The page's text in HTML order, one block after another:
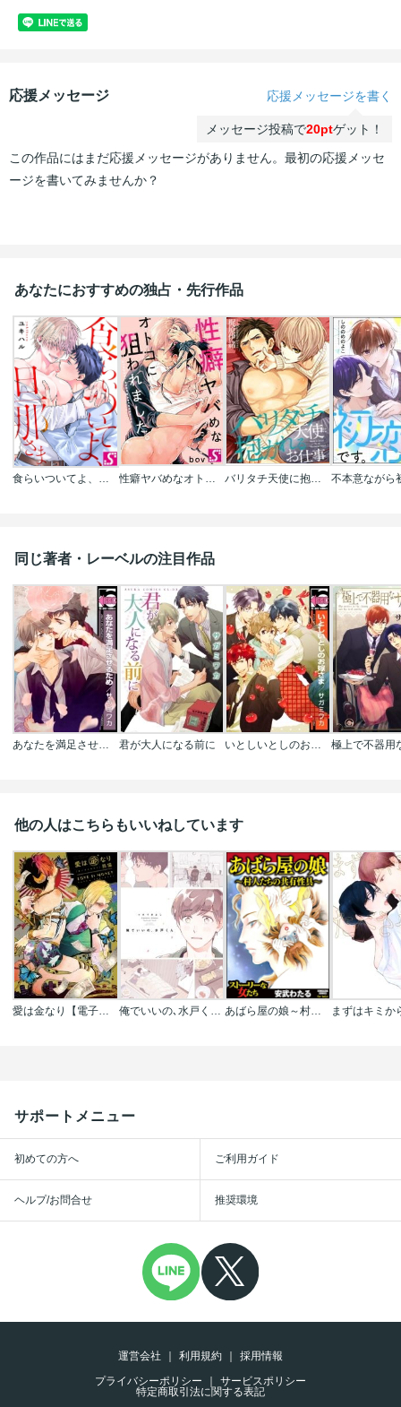
応援メッセージ 応援メッセージを書く
メッセージ投稿で20ptゲット！
この作品にはまだ応援メッセージがありません。最初の応援メッセ
ージを書いてみませんか？
あなたにおすすめの独占・先行作品
食らいついてよ、旦那さま 性癖ヤバめなオトコに狙われました｡ バリタチ天使に抱かれるお仕事
同じ著者・レーベルの注目作品
あなたを満足させるため 君が大人になる前に いとしいとしのお嫁さま
他の人はこちらもいいねしています
愛は金なり【電子限定描き下ろし付き】【コミックス版】 俺でいいの､水戸くん【電子限定描き下ろし付き】【コミックス版】 あばら屋の娘～村人たちの共有性具～
サポートメニュー
初めての方へ ご利用ガイド
ヘルプ/お問合せ 推奨環境
運営会社 利用規約
採用情報
プライバシーポリシー
サービスポリシー
特定商取引法に関する表記